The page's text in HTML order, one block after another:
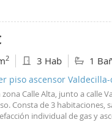
2 3 Hab 1
piso ascensor
zona Calle Alta, junto a calle
Consta de 3 habitaciones,
individual de gas y